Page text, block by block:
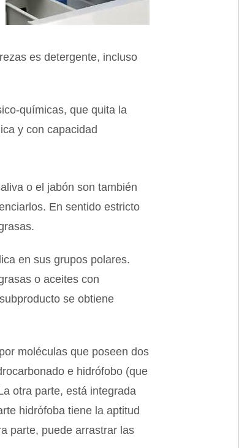
es detergente, incluso
químicas, que quita la
y con capacidad
o el jabón son también
En sentido estricto
en sus grupos polares.
o aceites con
se obtiene
moléculas que poseen dos
e hidrófobo (que
otra parte, está integrada
hidrófoba tiene la aptitud
parte, puede arrastrar las